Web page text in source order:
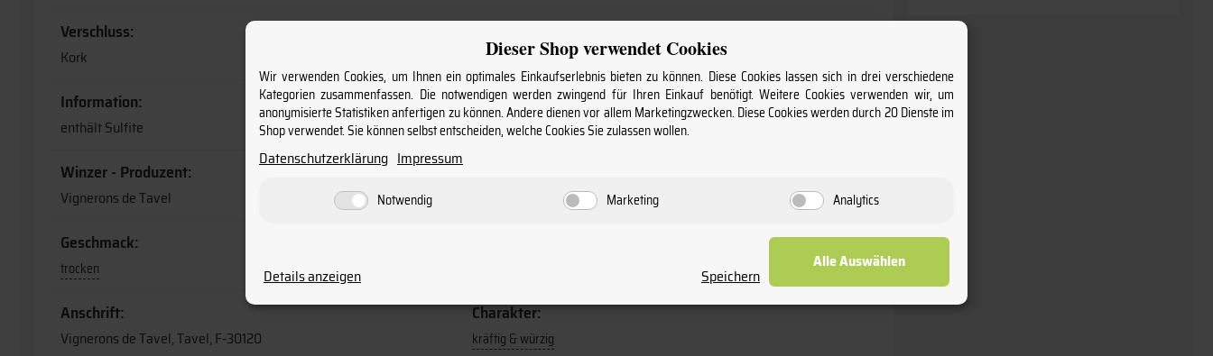
Verschluss:
Kork 2028
Information:
enthält Sulfite
Anbaugebiet:
Rhône
Winzer - Produzent:
Vignerons de Tavel
Geschmack:
trocken
Anschrift:
Vignerons de Tavel, Tavel, F-30120
Charakter:
kräftig & würzig
Dieser Shop verwendet Cookies
Wir verwenden Cookies, um Ihnen ein optimales Einkaufserlebnis bieten zu können. Diese Cookies lassen sich in drei verschiedene
Kategorien zusammenfassen. Die notwendigen werden zwingend für Ihren Einkauf benötigt. Weitere Cookies verwenden wir, um
anonymisierte Statistiken anfertigen zu können. Andere dienen vor allem Marketingzwecken. Diese Cookies werden durch 20 Dienste im
Shop verwendet. Sie können selbst entscheiden, welche Cookies Sie zulassen wollen.
Datenschutzerklärung Impressum
Notwendig Marketing Analytics
Details anzeigen Speichern
Alle Auswählen